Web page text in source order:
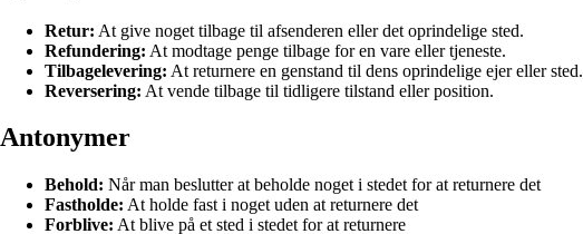
Retur: At give noget tilbage til afsenderen eller det oprindelige sted.
Refundering: At modtage penge tilbage for en vare eller tjeneste.
Tilbagelevering: At returnere en genstand til dens oprindelige ejer eller sted.
Reversering: At vende tilbage til tidligere tilstand eller position.
Antonymer
Behold: Når man beslutter at beholde noget i stedet for at returnere det
Fastholde: At holde fast i noget uden at returnere det
Forblive: At blive på et sted i stedet for at returnere